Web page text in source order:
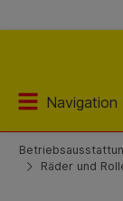
Navigation
Räder und